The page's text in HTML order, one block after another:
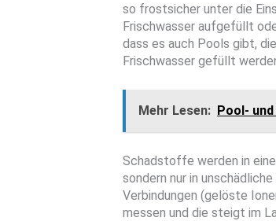
so frostsicher unter die
Frischwasser aufgefüllt
dass es auch Pools gibt,
Frischwasser gefüllt
Mehr Lesen: Pool-
Schadstoffe werden in
sondern nur in
Verbindungen (gelöste
messen und die steigt im